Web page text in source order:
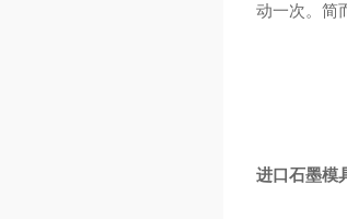
动一次。简
进口石墨模